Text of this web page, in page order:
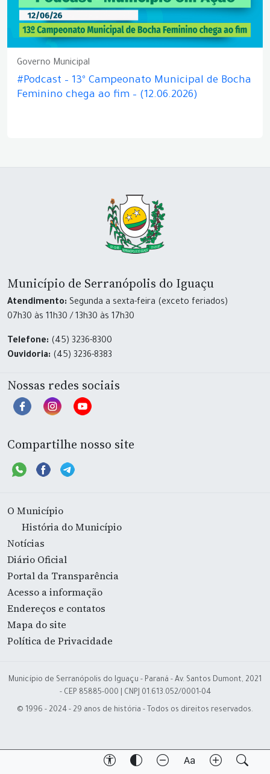
Governo Municipal
#Podcast – 13º Campeonato Municipal de Bocha
Feminino chega ao fim – (12.06.2026)
Município de Serranópolis do Iguaçu
Atendimento: Segunda a sexta-feira (exceto feriados)
07h30 às 11h30 / 13h30 às 17h30
Telefone: (45) 3236-8300
Ouvidoria: (45) 3236-8383
Nossas redes sociais
Compartilhe nosso site
O Município
História do Município
Notícias
Diário Oficial
Portal da Transparência
Acesso a informação
Endereços e contatos
Mapa do site
Política de Privacidade
Município de Serranópolis do Iguaçu - Paraná - Av. Santos Dumont, 2021
- CEP 85885-000 | CNPJ 01.613.052/0001-04
© 1996 - 2024 - 29 anos de história - Todos os direitos reservados.